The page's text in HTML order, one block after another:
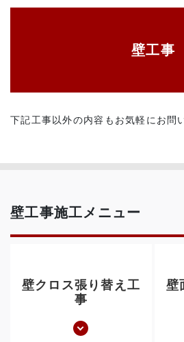
壁工事
下記工事以外の内容もお気軽にお問
壁工事施工メニュー
壁クロス張り替え工
事
壁